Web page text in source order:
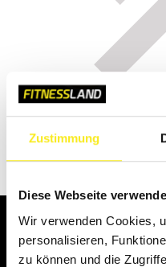
Zustimmung
Diese Webseite
Wir verwenden Cookies,
personalisieren,
zu können und die
Wir sind in
KONTAKT